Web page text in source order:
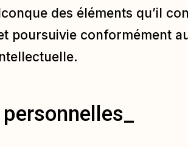
des éléments qu’il
poursuivie conformément